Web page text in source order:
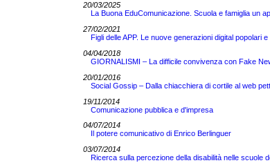
20/03/2025
La Buona EduComunicazione. Scuola e famiglia un
27/02/2021
Figli delle APP. Le nuove generazioni digital popolari
04/04/2018
GIORNALISMI – La difficile convivenza con Fake
20/01/2016
Social Gossip – Dalla chiacchiera di cortile al web
19/11/2014
Comunicazione pubblica e d'impresa
04/07/2014
Il potere comunicativo di Enrico Berlinguer
03/07/2014
Ricerca sulla percezione della disabilità nelle scuole